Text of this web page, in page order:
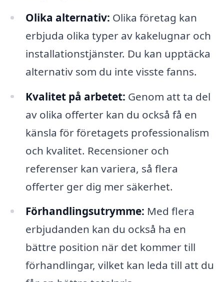
Olika alternativ: Olika företag kan
erbjuda olika typer av kakelugnar och
installationstjänster. Du kan upptäcka
alternativ som du inte visste fanns.
Kvalitet på arbetet: Genom att ta del
av olika offerter kan du också få en
känsla för företagets professionalism
och kvalitet. Recensioner och
referenser kan variera, så flera
offerter ger dig mer säkerhet.
Förhandlingsutrymme: Med flera
erbjudanden kan du också ha en
bättre position när det kommer till
förhandlingar, vilket kan leda till att du